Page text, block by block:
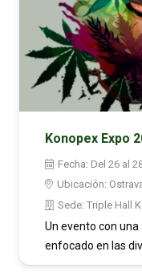
Konopex Expo
Fecha: Del 26 al
Ubicación:
Sede:Triple Hall
Un evento con
enfocado en las